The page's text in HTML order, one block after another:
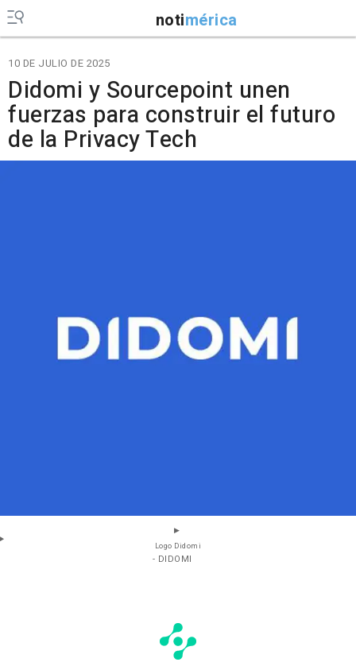
notimérica
10 DE JULIO DE 2025
Didomi y Sourcepoint unen
fuerzas para construir el futuro
de la Privacy Tech
Logo Didomi
- DIDOMI